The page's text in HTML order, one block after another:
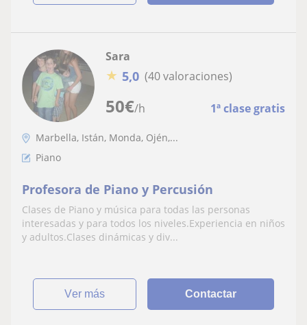
50€/h 1ª clase gratis
Sara
★ 5,0 (40 valoraciones)
Marbella, Istán, Monda, Ojén,...
Piano
Profesora de Piano y Percusión
Clases de Piano y música para todas las personas
interesadas y para todos los niveles.Experiencia en niños
y adultos.Clases dinámicas y div...
ver más Contactar